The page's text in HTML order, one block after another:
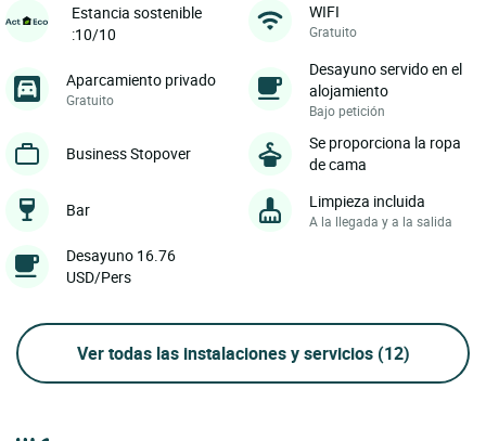
Estancia sostenible
:10/10
WIFI
Gratuito
Aparcamiento privado
Gratuito
Desayuno servido en el
alojamiento
Bajo petición
Business Stopover
Se proporciona la ropa
de cama
Bar Limpieza incluida
A la llegada y a la salida
Desayuno 16.76
USD/Pers
Ver todas las instalaciones y servicios (12)